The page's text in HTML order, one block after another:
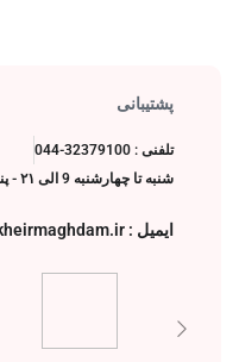
پشتیبانی
تلفنی : 32379100-044
شنبه تا چهارشنبه 9 الی ۲۱ - پنجشنبه 9 الی 17
ایمیل : info@kheirmaghdam.ir